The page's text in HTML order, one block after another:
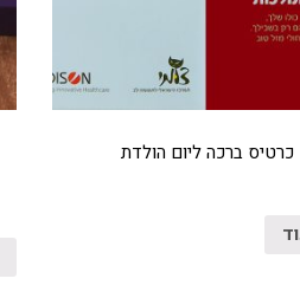
כרטיס ברכה ליום הולדת